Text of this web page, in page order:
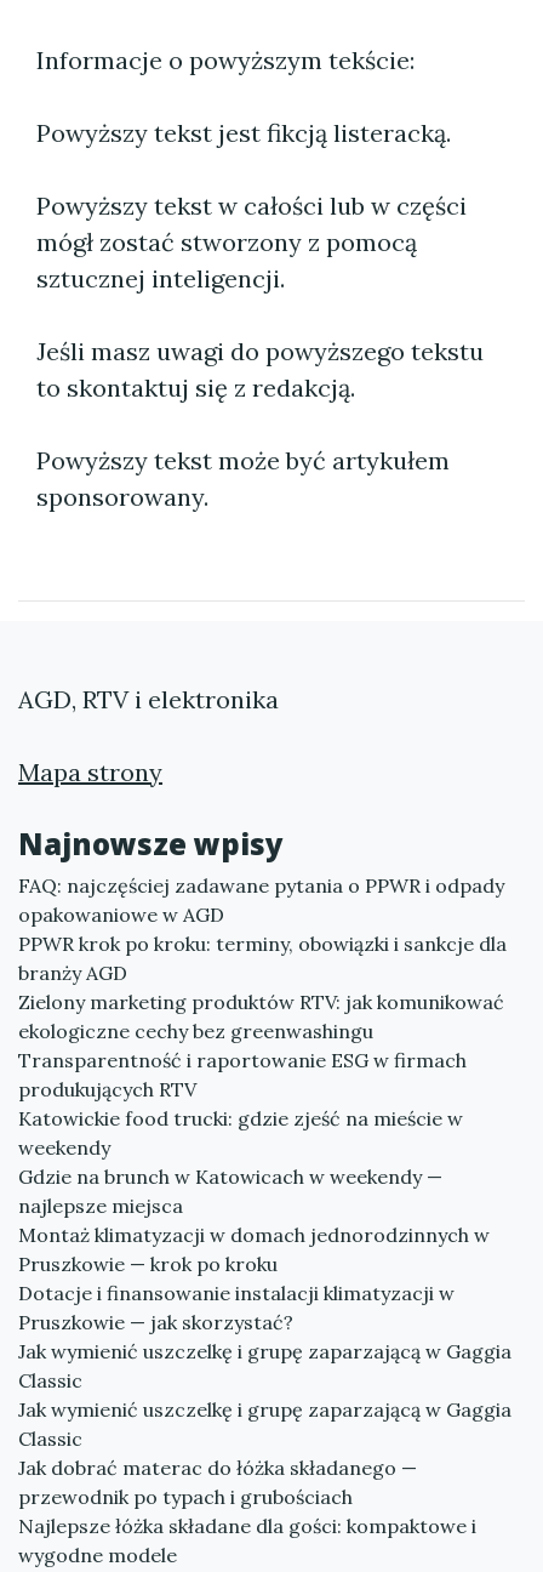
Informacje o powyższym tekście:
Powyższy tekst jest fikcją listeracką.
Powyższy tekst w całości lub w części
mógł zostać stworzony z pomocą
sztucznej inteligencji.
Jeśli masz uwagi do powyższego tekstu
to skontaktuj się z redakcją.
Powyższy tekst może być artykułem
sponsorowany.
AGD, RTV i elektronika
Mapa strony
Najnowsze wpisy
FAQ: najczęściej zadawane pytania o PPWR i odpady
opakowaniowe w AGD
PPWR krok po kroku: terminy, obowiązki i sankcje dla
branży AGD
Zielony marketing produktów RTV: jak komunikować
ekologiczne cechy bez greenwashingu
Transparentność i raportowanie ESG w firmach
produkujących RTV
Katowickie food trucki: gdzie zjeść na mieście w
weekendy
Gdzie na brunch w Katowicach w weekendy —
najlepsze miejsca
Montaż klimatyzacji w domach jednorodzinnych w
Pruszkowie — krok po kroku
Dotacje i finansowanie instalacji klimatyzacji w
Pruszkowie — jak skorzystać?
Jak wymienić uszczelkę i grupę zaparzającą w Gaggia
Classic
Jak wymienić uszczelkę i grupę zaparzającą w Gaggia
Classic
Jak dobrać materac do łóżka składanego —
przewodnik po typach i grubościach
Najlepsze łóżka składane dla gości: kompaktowe i
wygodne modele